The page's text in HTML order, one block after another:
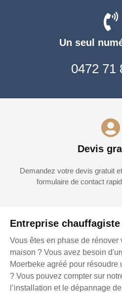
Entreprise chauffagiste
Vous êtes en phase de rénover
maison ? Vous avez besoin
Moerbeke agréé pour
? Vous pouvez compter sur
l’installation et le dépannage
Un seul
0472 71
Devis
Demandez votre devis gratuit
formulaire de contact